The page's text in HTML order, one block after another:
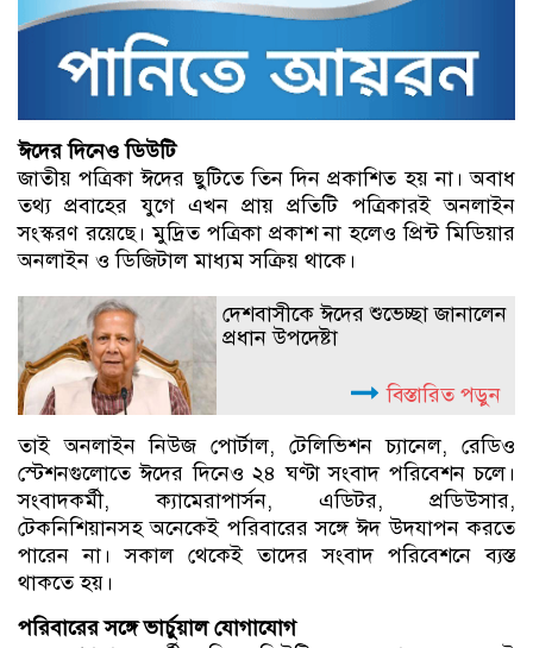
ঈদের দিনেও ডিউটি
জাতীয় পত্রিকা ঈদের ছুটিতে তিন দিন প্রকাশিত হয় না। অবাধ
তথ্য প্রবাহের যুগে এখন প্রায় প্রতিটি পত্রিকারই অনলাইন
সংস্করণ রয়েছে। মুদ্রিত পত্রিকা প্রকাশ না হলেও প্রিন্ট মিডিয়ার
অনলাইন ও ডিজিটাল মাধ্যম সক্রিয় থাকে।
দেশবাসীকে ঈদের শুভেচ্ছা জানালেন
প্রধান উপদেষ্টা
বিস্তারিত পড়ুন
তাই অনলাইন নিউজ পোর্টাল, টেলিভিশন চ্যানেল, রেডিও
স্টেশনগুলোতে ঈদের দিনেও ২৪ ঘণ্টা সংবাদ পরিবেশন চলে।
সংবাদকর্মী, ক্যামেরাপার্সন, এডিটর, প্রডিউসার,
টেকনিশিয়ানসহ অনেকেই পরিবারের সঙ্গে ঈদ উদযাপন করতে
পারেন না। সকাল থেকেই তাদের সংবাদ পরিবেশনে ব্যস্ত
থাকতে হয়।
পরিবারের সঙ্গে ভার্চুয়াল যোগাযোগ